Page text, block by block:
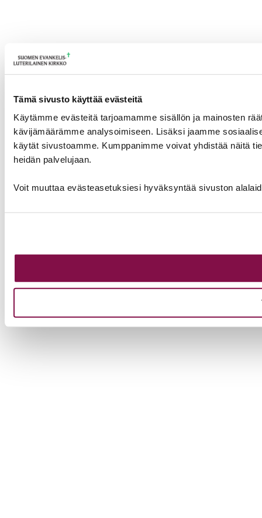
Tämä sivusto käyttää evästeitä
Käytämme evästeitä tarjoamamme sisällön ja mainosten
kävijämäärämme analysoimiseen. Lisäksi jaamme
käytät sivustoamme. Kumppanimme voivat yhdistää näitä
heidän palvelujaan.
Voit muuttaa evästeasetuksiesi hyväksyntää sivuston